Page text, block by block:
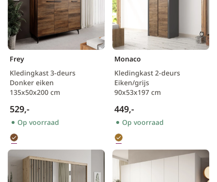
Frey
Kledingkast 3-deurs
Donker eiken
135x50x200 cm
529,-
Op voorraad
Monaco
Kledingkast 2-deurs
Eiken/grijs
90x53x197 cm
449,-
Op voorraad